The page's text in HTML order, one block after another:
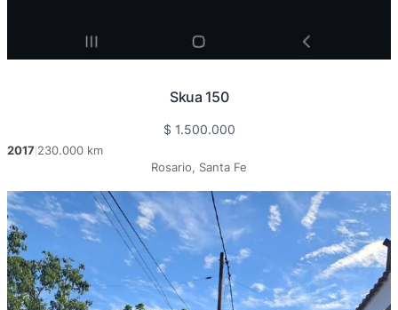
Skua 150
$ 1.500.000
2017 230.000 km
Rosario, Santa Fe